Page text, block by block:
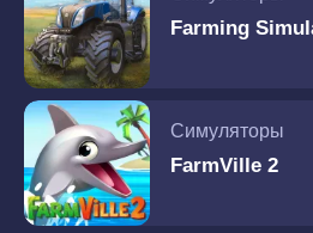
Farming
Симуляторы
FarmVille 2